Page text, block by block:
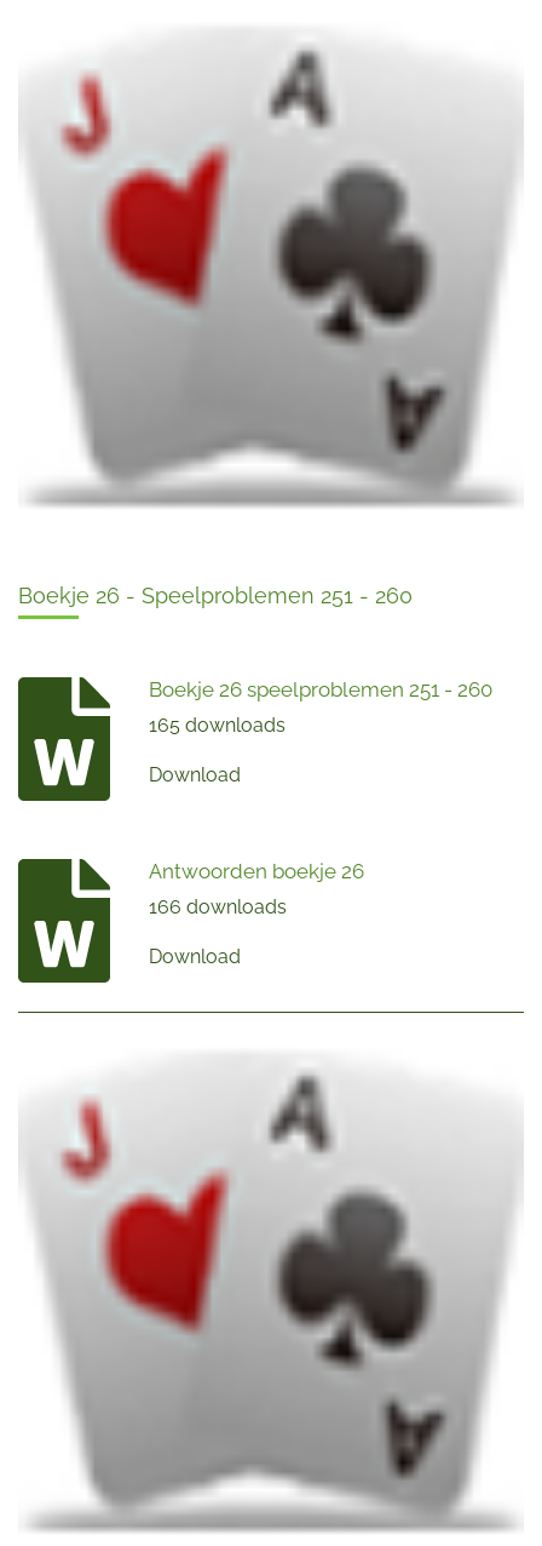
Boekje 26 - Speelproblemen 251 - 260
Boekje 26 speelproblemen 251 - 260
165 downloads
Download
Antwoorden boekje 26
166 downloads
Download